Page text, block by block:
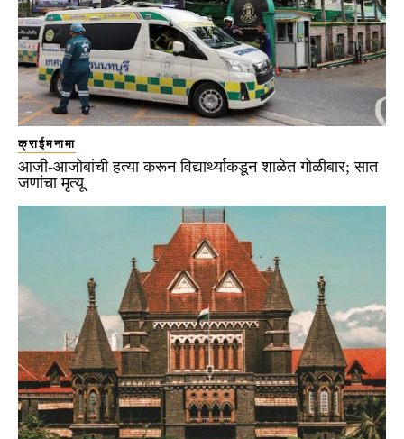
क्राईमनामा
आजी-आजोबांची हत्या करून विद्यार्थ्याकडून शाळेत गोळीबार; सात
जणांचा मृत्यू